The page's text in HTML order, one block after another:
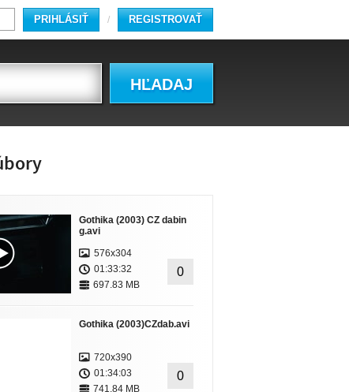
/
PRIHLÁSIŤ REGISTROVAŤ
HĽADAJ
Gothika (2003) CZ dabin
g.avi
576x304
01:33:32
697.83 MB
0
Gothika (2003)CZdab.avi
720x390
01:34:03
741.84 MB
0